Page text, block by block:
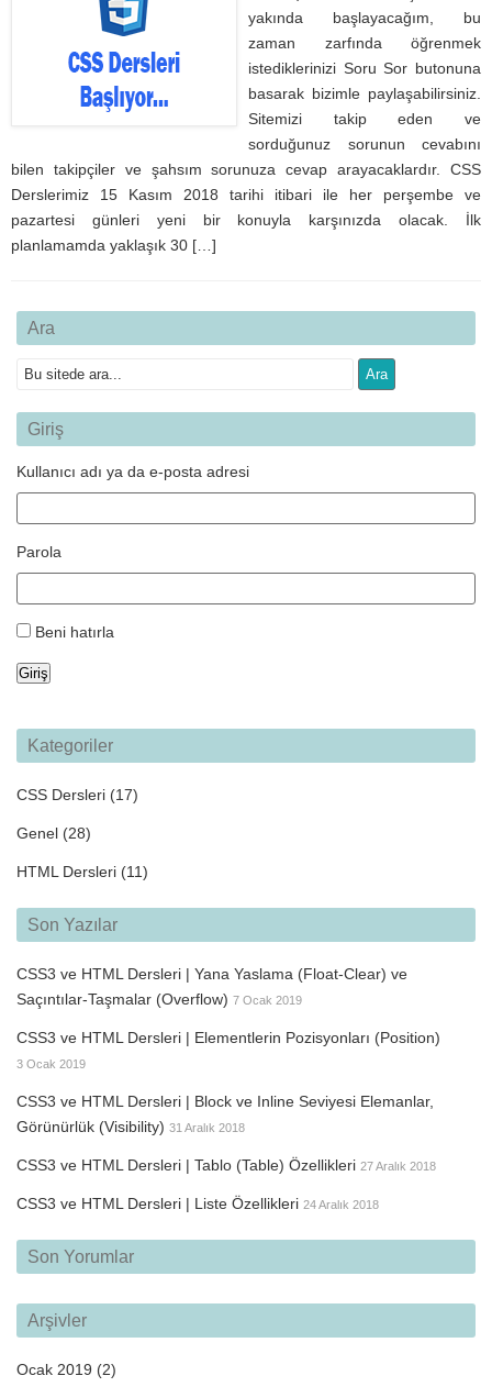
yakında başlayacağım, bu
zaman zarfında öğrenmek
istediklerinizi Soru Sor butonuna
basarak bizimle paylaşabilirsiniz.
Sitemizi takip eden ve
sorduğunuz sorunun cevabını
bilen takipçiler ve şahsım sorunuza cevap arayacaklardır. CSS
Derslerimiz 15 Kasım 2018 tarihi itibari ile her perşembe ve
pazartesi günleri yeni bir konuyla karşınızda olacak. İlk
planlamamda yaklaşık 30 […]
Ara
Giriş
Kullanıcı adı ya da e-posta adresi
Parola
Beni hatırla
Giriş
Kategoriler
CSS Dersleri (17)
Genel (28)
HTML Dersleri (11)
Son Yazılar
CSS3 ve HTML Dersleri | Yana Yaslama (Float-Clear) ve
Saçıntılar-Taşmalar (Overflow) 7 Ocak 2019
CSS3 ve HTML Dersleri | Elementlerin Pozisyonları (Position)
3 Ocak 2019
CSS3 ve HTML Dersleri | Block ve Inline Seviyesi Elemanlar,
Görünürlük (Visibility) 31 Aralık 2018
CSS3 ve HTML Dersleri | Tablo (Table) Özellikleri 27 Aralık 2018
CSS3 ve HTML Dersleri | Liste Özellikleri 24 Aralık 2018
Son Yorumlar
Arşivler
Ocak 2019 (2)